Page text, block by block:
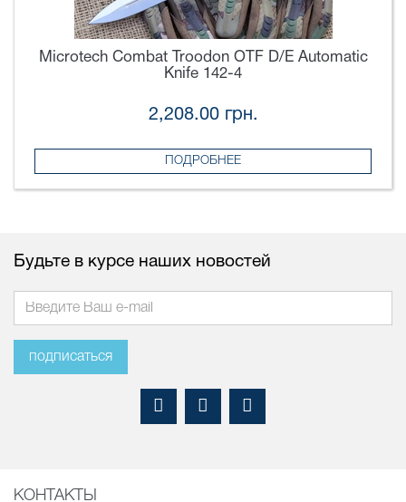
Microtech Combat Troodon OTF D/E Automatic
Knife 142-4
2,208.00 грн.
ПОДРОБНЕЕ
Будьте в курсе наших новостей
подписаться
КОНТАКТЫ